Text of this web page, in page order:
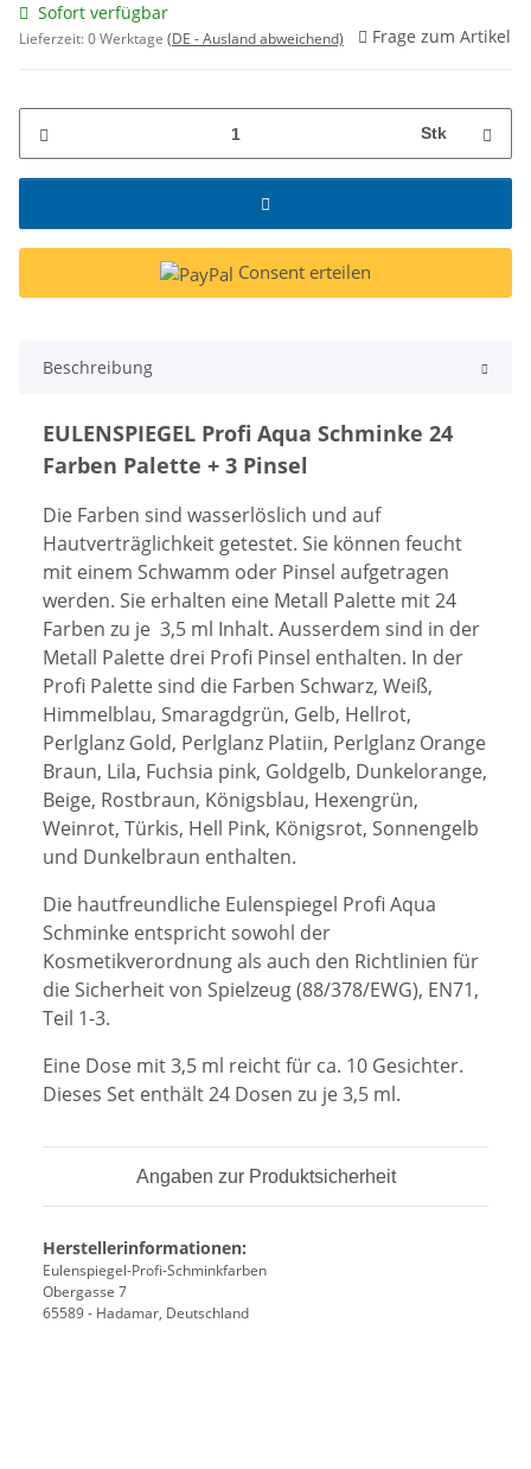
Sofort verfügbar
Lieferzeit:0 Werktage (DE - Ausland abweichend) Frage zum Artikel
Stk
Consent erteilen
Beschreibung
EULENSPIEGEL Profi Aqua Schminke 24
Farben Palette + 3 Pinsel
Die Farben sind wasserlöslich und auf
Hautverträglichkeit getestet. Sie können feucht
mit einem Schwamm oder Pinsel aufgetragen
werden. Sie erhalten eine Metall Palette mit 24
Farben zu je 3,5 ml Inhalt. Ausserdem sind in der
Metall Palette drei Profi Pinsel enthalten. In der
Profi Palette sind die Farben Schwarz, Weiß,
Himmelblau, Smaragdgrün, Gelb, Hellrot,
Perlglanz Gold, Perlglanz Platiin, Perlglanz Orange
Braun, Lila, Fuchsia pink, Goldgelb, Dunkelorange,
Beige, Rostbraun, Königsblau, Hexengrün,
Weinrot, Türkis, Hell Pink, Königsrot, Sonnengelb
und Dunkelbraun enthalten.
Die hautfreundliche Eulenspiegel Profi Aqua
Schminke entspricht sowohl der
Kosmetikverordnung als auch den Richtlinien für
die Sicherheit von Spielzeug (88/378/EWG), EN71,
Teil 1-3.
Eine Dose mit 3,5 ml reicht für ca. 10 Gesichter.
Dieses Set enthält 24 Dosen zu je 3,5 ml.
Angaben zur Produktsicherheit
Herstellerinformationen:
Eulenspiegel-Profi-Schminkfarben
Obergasse 7
65589 - Hadamar, Deutschland